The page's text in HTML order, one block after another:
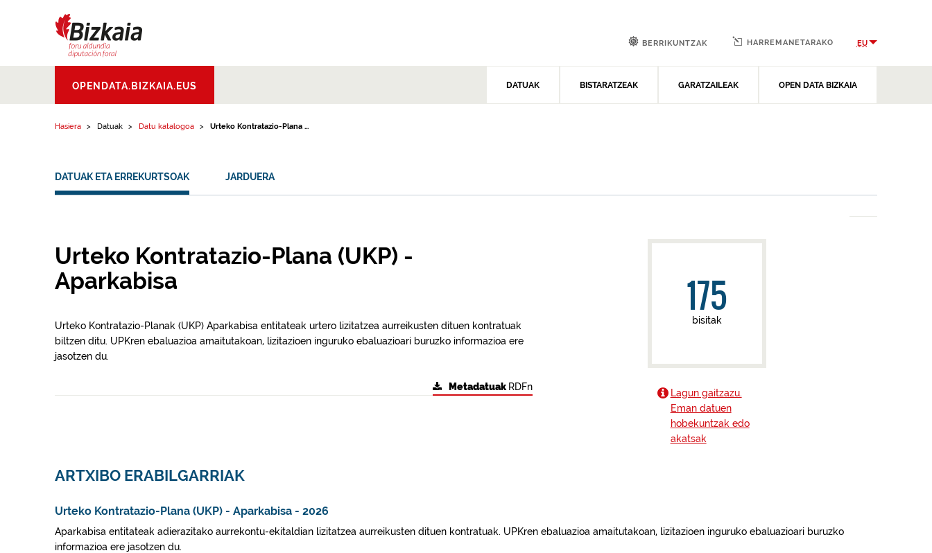
Aldundia.Diputacion
Foral de Bizkaia
OPENDATA.BIZKAIA.EUS DATUAK BISTARATZEAK GARATZAILEAK OPEN DATA BIZKAIA
BERRIKUNTZAK HARREMANETARAKO EU
Hasiera Datuak Datu katalogoa Urteko Kontratazio-Plana ...
DATUAK ETA ERREKURTSOAK JARDUERA
Urteko Kontratazio-Plana (UKP) -
Aparkabisa
Urteko Kontratazio-Planak (UKP) Aparkabisa entitateak urtero lizitatzea aurreikusten dituen kontratuak
biltzen ditu. UPKren ebaluazioa amaitutakoan, lizitazioen inguruko ebaluazioari buruzko informazioa ere
jasotzen du.
MetadatuakRDFn
175
bisitak
Lagun gaitzazu.
Eman datuen
hobekuntzak edo
akatsak
ARTXIBO ERABILGARRIAK
Urteko Kontratazio-Plana (UKP) - Aparkabisa - 2026
Aparkabisa entitateak adierazitako aurrekontu-ekitaldian lizitatzea aurreikusten dituen kontratuak. UPKren ebaluazioa amaitutakoan, lizitazioen inguruko ebaluazioari buruzko
informazioa ere jasotzen du.